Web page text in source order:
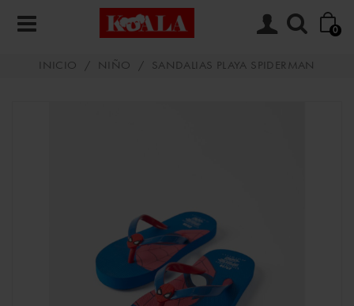
0
INICIO / NIÑO / SANDALIAS PLAYA SPIDERMAN